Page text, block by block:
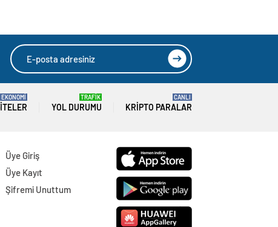
EKONOMİ
YOL DURUMU
TRAFİK
KRIPTO PARALAR
CANLI
Üye Giriş
Üye Kayıt
Şifremi Unuttum